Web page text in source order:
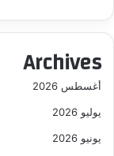
Archives
أغسطس 2026
يوليو 2026
يونيو 2026